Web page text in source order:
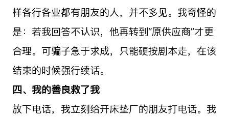
样各行各业都有朋友的人，并不多见。我奇怪的
是：若我回答不认识，他再转到“原供应商”才更
合理。可骗子急于求成，只能硬按剧本走，在该
结束的时候强行续话。
四、我的善良救了我
放下电话，我立刻给开床垫厂的朋友打电话。我